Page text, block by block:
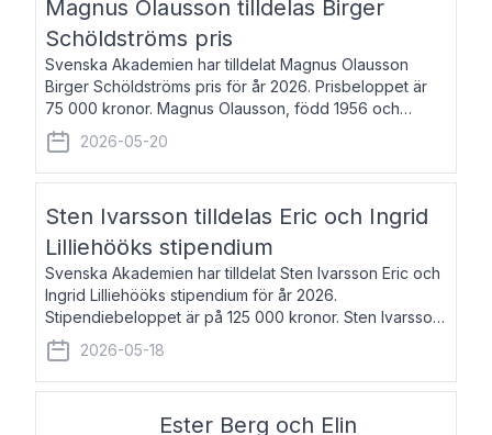
Magnus Olausson tilldelas Birger
Schöldströms pris
Svenska Akademien har tilldelat Magnus Olausson
Birger Schöldströms pris för år 2026. Prisbeloppet är
75 000 kronor. Magnus Olausson, född 1956 och
bosatt i Stockholm, är konstvetare, museiman och
hovman. Han disputerade 1993 vid Uppsala un
2026-05-20
Sten Ivarsson tilldelas Eric och Ingrid
Lilliehööks stipendium
Svenska Akademien har tilldelat Sten Ivarsson Eric och
Ingrid Lilliehööks stipendium för år 2026.
Stipendiebeloppet är på 125 000 kronor. Sten Ivarsson,
född 1979, är mediateksamordnare vid
Söderslättsgymnasiet i Trelleborg. Här har han på
2026-05-18
Ester Berg och Elin